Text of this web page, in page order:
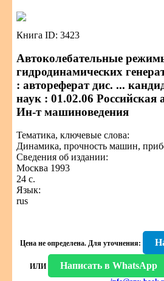
Книга ID: 3423
Автоколебательные
гидродинамических
: автореферат дис. ...
наук : 01.02.06 Российская
Ин-т машиноведения
Тематика, ключевые слова:
Динамика, прочность машин,
Сведения об издании:
Москва 1993
24 с.
Язык:
rus
Цена не определена. Для уточнения:
ИЛИ Написать в WhatsApp